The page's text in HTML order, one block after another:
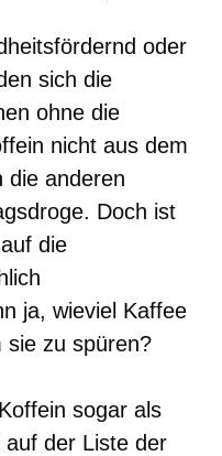
oder
sich die
ohne die
nicht aus dem
die anderen
Doch ist
die
ja, wieviel Kaffee
sie zu spüren?
sogar als
auf der Liste der